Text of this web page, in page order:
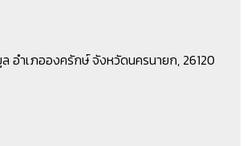
อำเภอองครักษ์ จังหวัดนครนายก, 26120